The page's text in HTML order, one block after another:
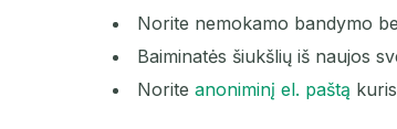
Norite nemokamo bandymo
Baiminatės šiukšlių iš naujos
Noriteanoniminį el. paštą